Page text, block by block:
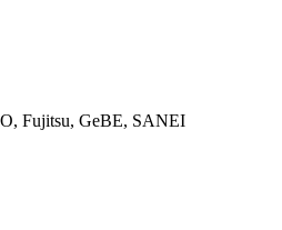
Fujitsu, GeBE, SANEI